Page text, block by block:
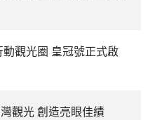
觀光圈 皇冠號正式啟
觀光 創造亮眼佳績